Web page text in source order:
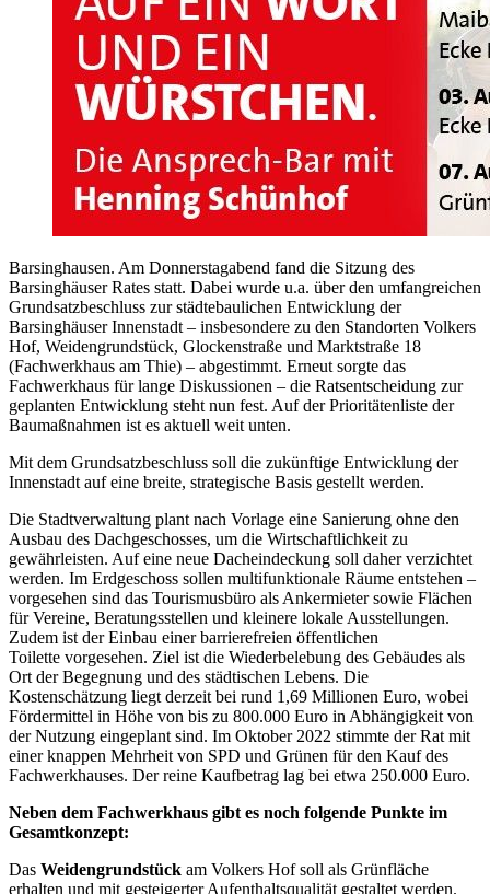
Barsinghausen. Am Donnerstagabend fand die Sitzung des
Barsinghäuser Rates statt. Dabei wurde u.a. über den umfangreichen
Grundsatzbeschluss zur städtebaulichen Entwicklung der
Barsinghäuser Innenstadt – insbesondere zu den Standorten Volkers
Hof, Weidengrundstück, Glockenstraße und Marktstraße 18
(Fachwerkhaus am Thie) – abgestimmt. Erneut sorgte das
Fachwerkhaus für lange Diskussionen – die Ratsentscheidung zur
geplanten Entwicklung steht nun fest. Auf der Prioritätenliste der
Baumaßnahmen ist es aktuell weit unten.
Mit dem Grundsatzbeschluss soll die zukünftige Entwicklung der
Innenstadt auf eine breite, strategische Basis gestellt werden.
Die Stadtverwaltung plant nach Vorlage eine Sanierung ohne den
Ausbau des Dachgeschosses, um die Wirtschaftlichkeit zu
gewährleisten. Auf eine neue Dacheindeckung soll daher verzichtet
werden. Im Erdgeschoss sollen multifunktionale Räume entstehen –
vorgesehen sind das Tourismusbüro als Ankermieter sowie Flächen
für Vereine, Beratungsstellen und kleinere lokale Ausstellungen.
Zudem ist der Einbau einer barrierefreien öffentlichen
Toilette vorgesehen. Ziel ist die Wiederbelebung des Gebäudes als
Ort der Begegnung und des städtischen Lebens. Die
Kostenschätzung liegt derzeit bei rund 1,69 Millionen Euro, wobei
Fördermittel in Höhe von bis zu 800.000 Euro in Abhängigkeit von
der Nutzung eingeplant sind. Im Oktober 2022 stimmte der Rat mit
einer knappen Mehrheit von SPD und Grünen für den Kauf des
Fachwerkhauses. Der reine Kaufbetrag lag bei etwa 250.000 Euro.
Neben dem Fachwerkhaus gibt es noch folgende Punkte im
Gesamtkonzept:
Das Weidengrundstück am Volkers Hof soll als Grünfläche
erhalten und mit gesteigerter Aufenthaltsqualität gestaltet werden.